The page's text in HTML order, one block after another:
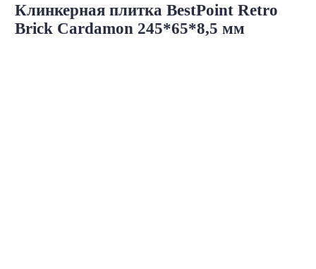
Клинкерная плитка BestPoint Retro
Brick Cardamon 245*65*8,5 мм